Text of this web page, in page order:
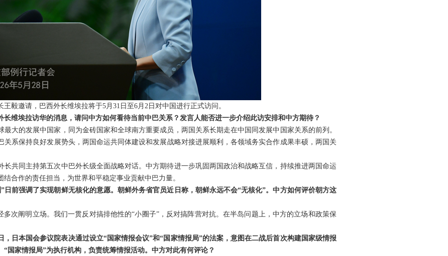
毅邀请，巴西外长维埃拉将于5月31日至6月2日对中国进行正式访问。
长维埃拉访华的消息，请问中方如何看待当前中巴关系？发言人能否进一步介绍此访安排和中方期待？
大的发展中国家，同为金砖国家和全球南方重要成员，两国关系长期走在中国同发展中国家关系的前列。
关系保持良好发展势头，两国命运共同体建设和发展战略对接进展顺利，各领域务实合作成果丰硕，两国关
长共同主持第五次中巴外长级全面战略对话。中方期待进一步巩固两国政治和战略互信，持续推进两国命运
合作的责任担当，为世界和平稳定事业贡献中巴力量。
日前强调了实现朝鲜无核化的意愿。朝鲜外务省官员近日称，朝鲜永远不会“无核化”。中方如何评价朝方这
多次阐明立场。我们一贯反对搞排他性的“小圈子”，反对搞阵营对抗。在半岛问题上，中方的立场和政策保
，日本国会参议院表决通过设立“国家情报会议”和“国家情报局”的法案，意图在二战后首次构建国家级情报
国家情报局”为执行机构，负责统筹情报活动。中方对此有何评论？